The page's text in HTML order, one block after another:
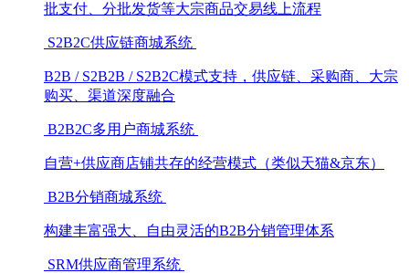
批支付、分批发货等大宗商品交易线上流程
S2B2C供应链商城系统
B2B / S2B2B / S2B2C模式支持，供应链、采购商、大宗
购买、渠道深度融合
B2B2C多用户商城系统
自营+供应商店铺共存的经营模式（类似天猫&京东）
B2B分销商城系统
构建丰富强大、自由灵活的B2B分销管理体系
SRM供应商管理系统